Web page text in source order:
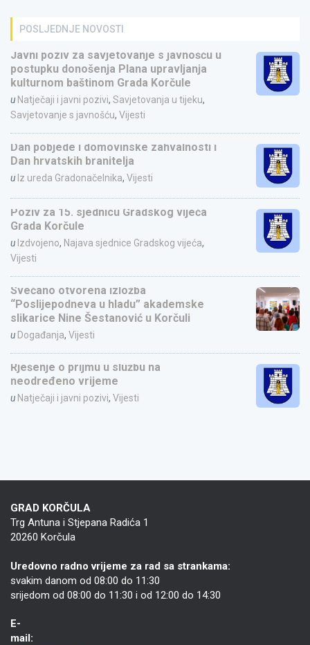
POSLJEDNJE NOVOSTI
Javni poziv za savjetovanje s javnošću u
postupku donošenja Plana upravljanja
kulturnom baštinom Grada Korčule
u Natječaji i javni pozivi, Savjetovanja u tijeku,
Savjetovanje s javnošću, Vijesti
Dan pobjede i domovinske zahvalnosti i
Dan hrvatskih branitelja
u Iz ureda Gradonačelnika, Vijesti
Poziv za 15. sjednicu Gradskog vijeća
Grada Korčule
u Izdvojeno, Najava sjednice Gradskog vijeća,
Vijesti
Svečano otvorena izložba
“Poslijepodneva u hladu” akademske
slikarice Nine Šestanović u Korčuli
u Događanja, Vijesti
Rješenje o prijmu u službu na
neodređeno vrijeme
u Natječaji i javni pozivi, Vijesti
GRAD KORČULA
Trg Antuna i Stjepana Radića 1
20260 Korčula
Uredovno radno vrijeme za rad sa strankama:
svakim danom od 08:00 do 11:30
srijedom od 08:00 do 11:30 i od 12:00 do 14:30
E-
mail: